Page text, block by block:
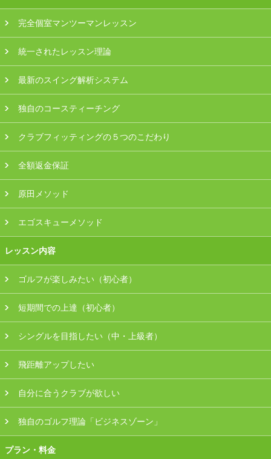
完全個室マンツーマンレッスン
統一されたレッスン理論
最新のスイング解析システム
独自のコースティーチング
クラブフィッティングの５つのこだわり
全額返金保証
原田メソッド
エゴスキューメソッド
レッスン内容
ゴルフが楽しみたい（初心者）
短期間での上達（初心者）
シングルを目指したい（中・上級者）
飛距離アップしたい
自分に合うクラブが欲しい
独自のゴルフ理論「ビジネスゾーン」
プラン・料金